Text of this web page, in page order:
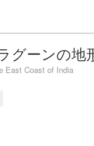
グーンの地
East Coast of India